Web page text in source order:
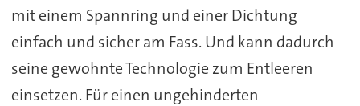
mit einem Spannring und einer Dichtung
einfach und sicher am Fass. Und kann dadurch
seine gewohnte Technologie zum Entleeren
einsetzen. Für einen ungehinderten